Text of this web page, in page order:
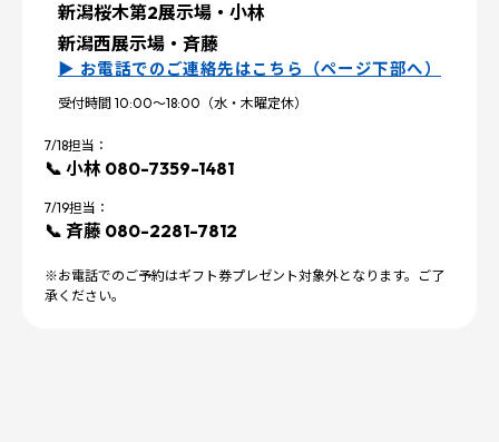
新潟桜木第2展示場・小林
新潟西展示場・斉藤
▶ お電話でのご連絡先はこちら（ページ下部へ）
受付時間 10:00～18:00（水・木曜定休）
7/18担当：
📞 小林 080-7359-1481
7/19担当：
📞 斉藤 080-2281-7812
※お電話でのご予約はギフト券プレゼント対象外となります。ご了
承ください。